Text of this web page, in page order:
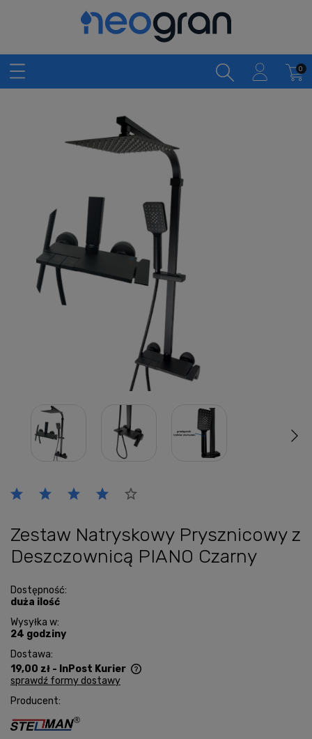
Zestaw Natryskowy Prysznicowy z
Deszczownicą PIANO Czarny
Dostępność:
duża ilość
Wysyłka w:
24 godziny
Dostawa:
19,00 zł - InPost Kurier
Cena nie zawiera ewentualnych kosztów płatności
sprawdź formy dostawy
Producent: